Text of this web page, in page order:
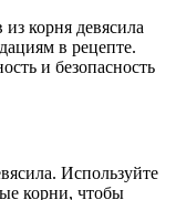
корня девясила
в рецепте.
и безопасность
Используйте
корни, чтобы